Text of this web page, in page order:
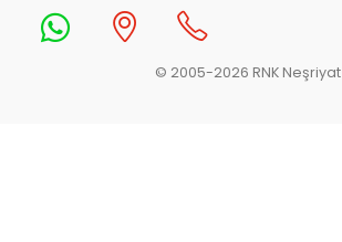
© 2005-2026 RNK Neşriyat